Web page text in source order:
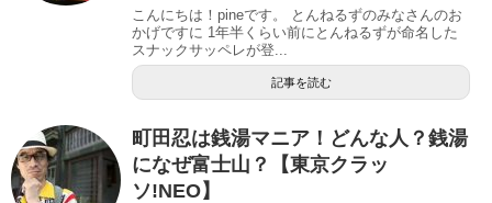
こんにちは！pineです。 とんねるずのみなさんのお
かげですに 1年半くらい前にとんねるずが命名した
スナックサッペレが登...
記事を読む
町田忍は銭湯マニア！どんな人？銭湯
になぜ富士山？【東京クラッ
ソ!NEO】